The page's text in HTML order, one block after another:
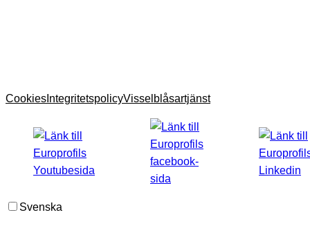
Cookies IntegritetspolicyVisselblåsartjänst
Svenska